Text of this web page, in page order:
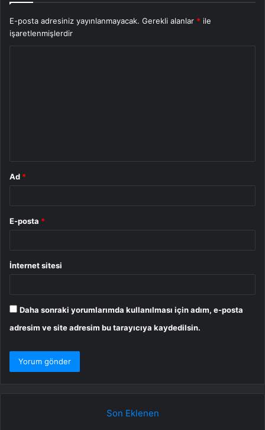
E-posta adresiniz yayınlanmayacak. Gerekli alanlar * ile
işaretlenmişlerdir
Ad *
E-posta *
İnternet sitesi
Daha sonraki yorumlarımda kullanılması için adım, e-posta
adresim ve site adresim bu tarayıcıya kaydedilsin.
Son Eklenen